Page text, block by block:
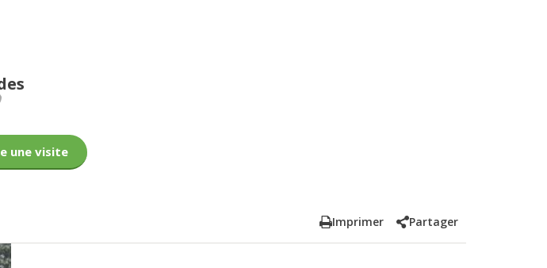
une visite
Imprimer Partager